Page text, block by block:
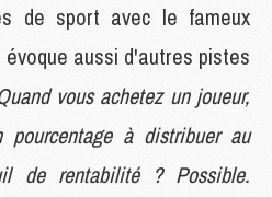
de sport avec le fameux
aussi d'autres pistes
vous achetez un joueur,
pourcentage à distribuer au
de rentabilité ? Possible.